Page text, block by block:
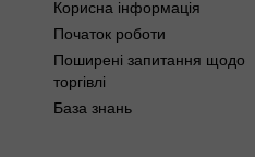
Корисна інформація
Початок роботи
Поширені запитання щодо
торгівлі
База знань